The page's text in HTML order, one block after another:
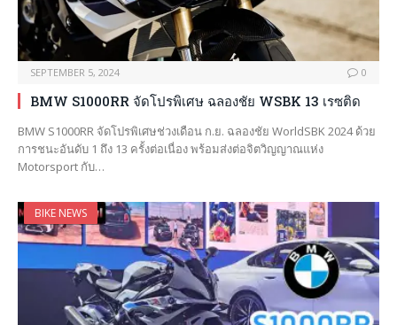
SEPTEMBER 5, 2024 0
BMW S1000RR จัดโปรพิเศษ ฉลองชัย WSBK 13 เรซติด
BMW S1000RR จัดโปรพิเศษช่วงเดือน ก.ย. ฉลองชัย WorldSBK 2024 ด้วย
การชนะอันดับ 1 ถึง 13 ครั้งต่อเนื่อง พร้อมส่งต่อจิตวิญญาณแห่ง
Motorsport กับ…
BIKE NEWS